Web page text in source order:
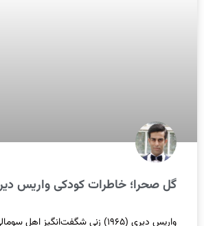
گل صحرا؛ خاطرات کودکی واریس
واریس دیری (۱۹۶۵) زنی شگفت‌انگیز